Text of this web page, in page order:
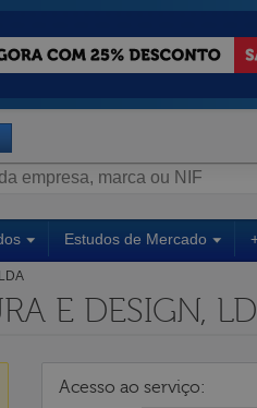
Estudos de Mercado
E DESIGN,
Acesso ao serviço: